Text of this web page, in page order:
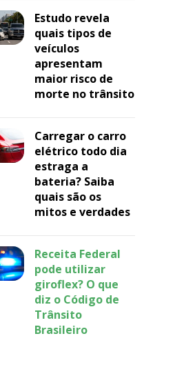
Estudo revela
quais tipos de
veículos
apresentam
maior risco de
morte no trânsito
Carregar o carro
elétrico todo dia
estraga a
bateria? Saiba
quais são os
mitos e verdades
Receita Federal
pode utilizar
giroflex? O que
diz o Código de
Trânsito
Brasileiro